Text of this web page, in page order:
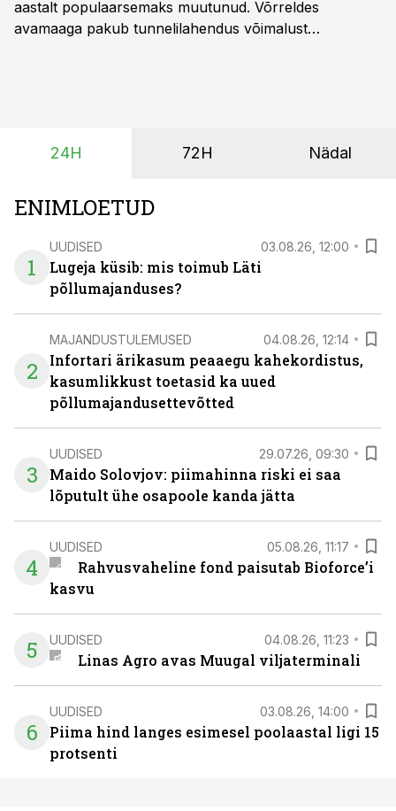
aastalt populaarsemaks muutunud. Võrreldes
avamaaga pakub tunnelilahendus võimalust
24H 72H Nädal
ENIMLOETUD
1
UUDISED 03.08.26, 12:00
Lugeja küsib: mis toimub Läti
põllumajanduses?
2
MAJANDUSTULEMUSED 04.08.26, 12:14
Infortari ärikasum peaaegu kahekordistus,
kasumlikkust toetasid ka uued
põllumajandusettevõtted
3
UUDISED 29.07.26, 09:30
Maido Solovjov: piimahinna riski ei saa
lõputult ühe osapoole kanda jätta
4
UUDISED 05.08.26, 11:17
Rahvusvaheline fond paisutab Bioforce’i
kasvu
5 UUDISED 04.08.26, 11:23
Linas Agro avas Muugal viljaterminali
6
UUDISED 03.08.26, 14:00
Piima hind langes esimesel poolaastal ligi 15
protsenti